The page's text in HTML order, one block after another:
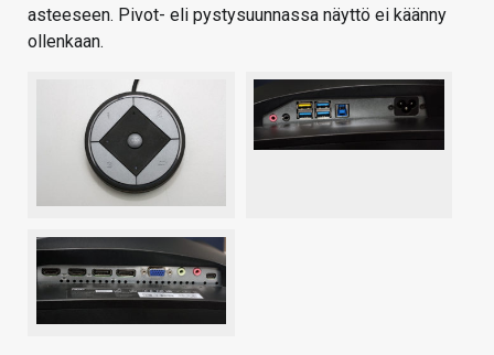
asteeseen. Pivot- eli pystysuunnassa näyttö ei käänny
ollenkaan.